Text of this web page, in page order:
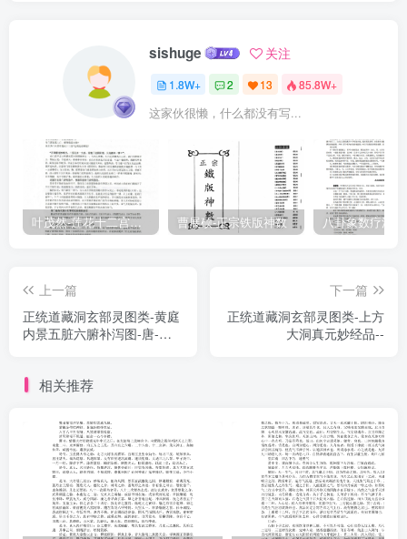
域，一域所修凡萬四千法，七域之中，九萬八千修道之門戶，登真之
徑路，皆在勤而能久，可致升天矣。太上道君《道啞》曰：學道者有
九患，皆人之大病。若審知患病，則仙可得矣。九患者，一患有其志
而无其時，二患有其時而无其友，三患有其友而无其志，四患有其志
而无其師，五患有其師而不學，六患能學之而不勤，七患能勤而不能
守道，八患能守道而志不固，九患能固其志而不能久。故曰常人者
千，而知道者一：知道者千，而修道者一：修道者千，而專精者一：
无也。如此則不須友而成，亦不須感而動也。此學仙之廣要言也。修
道之士，思而勤之。修道證報，品儀條列如左：仙道有八素真經太上
隱昔、九真中經黄老祕言、太清上經變化七十四方、除六天之文三天
黄昔赤界長生之要、赤丹金精石鏡水母、青要紫書金根衆文、玉精真
訣三九素語、石精金光藏景錄形、丹景道精隱地八術、白簡青錄得道
之名、紫虚炎光夜照神燭、七變神法七轉之經、大洞真經三十九章、
太丹隱者八禀十訣、天關三圖七星移度、九丹變化胎精中記、九赤斑
符封山遯海、金液神丹太極隱芝九轉神丹服之化為白鹤、天皇象符以
合元氣、白羽紫盖以遊五嶽、
sishuge 关注
1.8W+ 2 13 85.8W+
这家伙很懒，什么都没有写...
叶茂然-莲花十二宫佛家奇门面授及答疑 曹展硕-正宗铁版神数
上一篇
正统道藏洞玄部灵图类-黄庭
内景五脏六腑补泻图-唐-胡
下一篇
正统道藏洞玄部灵图类-上方
大洞真元妙经品--
相关推荐